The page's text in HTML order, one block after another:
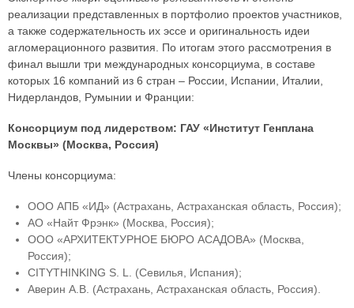
реализации представленных в портфолио проектов участников,
а также содержательность их эссе и оригинальность идеи
агломерационного развития. По итогам этого рассмотрения в
финал вышли три международных консорциума, в составе
которых 16 компаний из 6 стран – России, Испании, Италии,
Нидерландов, Румынии и Франции:
Консорциум под лидерством: ГАУ «Институт Генплана
Москвы» (Москва, Россия)
Члены консорциума:
ООО АПБ «ИД» (Астрахань, Астраханская область, Россия);
АО «Найт Фрэнк» (Москва, Россия);
ООО «АРХИТЕКТУРНОЕ БЮРО АСАДОВА» (Москва,
Россия);
CITYTHINKING S. L. (Севилья, Испания);
Аверин А.В. (Астрахань, Астраханская область, Россия).